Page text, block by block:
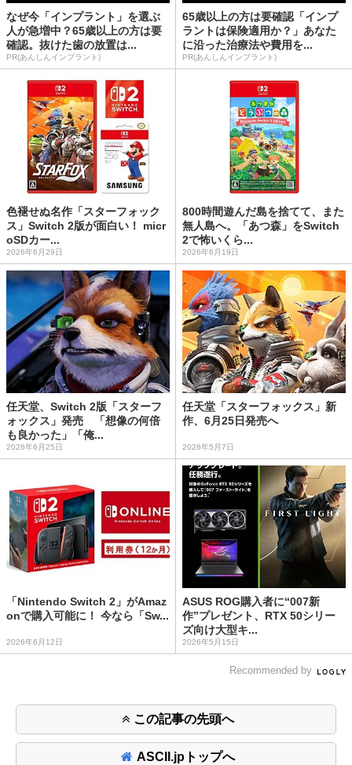
なぜ今「インプラント」を選ぶ
人が急増中？65歳以上の方は要
確認。抜けた歯の放置は...
PR(あんしんインプラント)
65歳以上の方は要確認「インプ
ラントは保険適用か？」あなた
に沿った治療法や費用を...
PR(あんしんインプラント)
色褪せぬ名作「スターフォック
ス」Switch 2版が面白い！ micr
oSDカー...
2026年6月29日
800時間遊んだ島を捨てて、また
無人島へ。「あつ森」をSwitch
2で怖いくら...
2026年6月19日
任天堂、Switch 2版「スターフ
ォックス」発売 「想像の何倍
も良かった」「俺...
2026年6月25日
任天堂「スターフォックス」新
作、6月25日発売へ
2026年5月7日
「Nintendo Switch 2」がAmaz
onで購入可能に！ 今なら「Sw...
2026年6月12日
ASUS ROG購入者に“007新
作”プレゼント、RTX 50シリー
ズ向け大型キ...
2026年5月15日
Recommended by
この記事の先頭へ
ASCII.jpトップへ